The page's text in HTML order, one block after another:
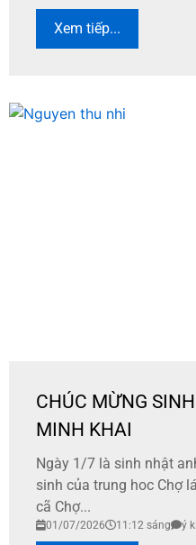
Xem tiếp...
CHÚC MỪNG
MINH KHAI
Ngày 1/7 là sinh nhật
sinh của trung hoc Chợ
cã Chợ...
01/07/2026 11:12 sáng ý